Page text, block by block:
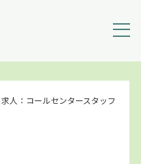
求人：コールセンタースタッフ